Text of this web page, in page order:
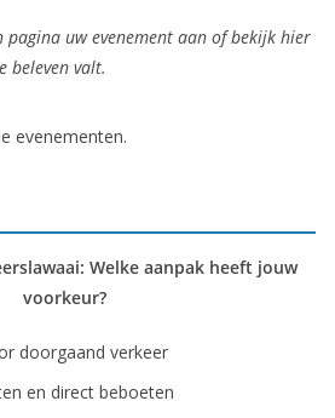
pagina uw evenement aan of bekijk hier
beleven valt.
evenementen.
Welke aanpak heeft jouw
voorkeur?
doorgaand verkeer
en direct beboeten